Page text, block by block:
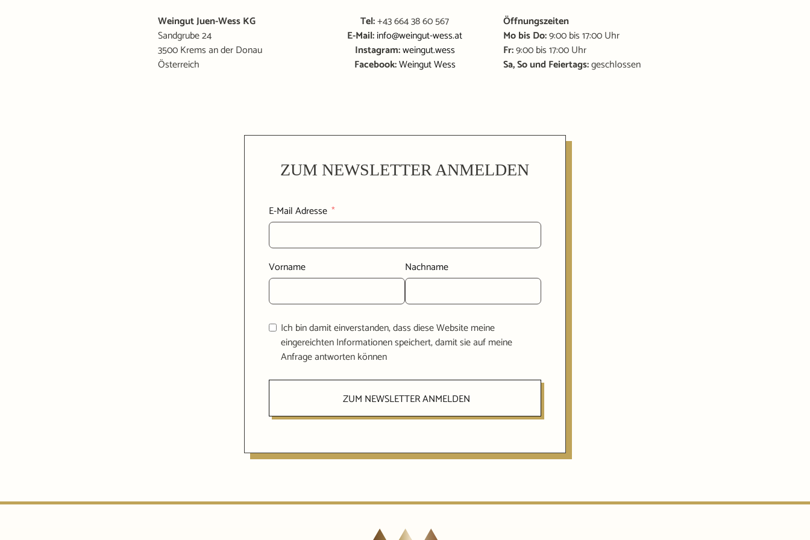
Weingut Juen-Wess KG
Sandgrube 24
3500 Krems an der Donau
Österreich
Tel:+43 664 38 60 567
E-Mail:info@weingut-wess.at
Instagram:weingut.wess
Facebook:Weingut Wess
Öffnungszeiten
Mo bis Do:9:00 bis 17:00 Uhr
Fr:9:00 bis 17:00 Uhr
Sa, So und Feiertags:geschlossen
ZUM NEWSLETTER ANMELDEN
E-Mail Adresse
Vorname Nachname
Ich bin damit einverstanden, dass diese Website meine
eingereichten Informationen speichert, damit sie auf meine
Anfrage antworten können
ZUM NEWSLETTER ANMELDEN